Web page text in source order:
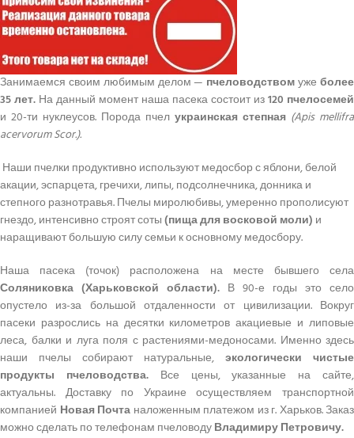
Занимаемся своим любимым делом — пчеловодствомужеболее
35 лет. На данный момент наша пасека состоит из120 пчелосемей
и 20-ти нуклеусов. Порода пчел украинская степная (Apis mellifra
acervorum Scor.).
Наши пчелки продуктивно используют медосбор с яблони, белой
акации, эспарцета, гречихи, липы, подсолнечника, донника и
степного разнотравья. Пчелы миролюбивы, умеренно прополисуют
гнездо, интенсивно строят соты(пища для восковой моли) и
наращивают большую силу семьи к основному медосбору.
Наша пасека (точок) расположена на месте бывшего села
Соляниковка (Харьковской области). В 90-е годы это село
опустело из-за большой отдаленности от цивилизации. Вокруг
пасеки разрослись на десятки километров акациевые и липовые
леса, балки и луга поля с растениями-медоносами. Именно здесь
наши пчелы собирают натуральные, экологически чистые
продукты пчеловодства.Все цены, указанные на сайте,
актуальны. Доставку по Украине осуществляем транспортной
компанией Новая Почта наложенным платежом из г. Харьков. Заказ
можно сделать по телефонам пчеловодуВладимиру Петровичу.